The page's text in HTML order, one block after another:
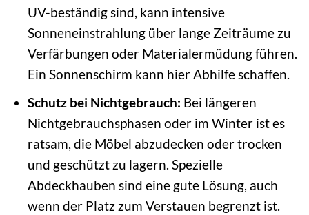
UV-beständig sind, kann intensive
Sonneneinstrahlung über lange Zeiträume zu
Verfärbungen oder Materialermüdung führen.
Ein Sonnenschirm kann hier Abhilfe schaffen.
Schutz bei Nichtgebrauch: Bei längeren
Nichtgebrauchsphasen oder im Winter ist es
ratsam, die Möbel abzudecken oder trocken
und geschützt zu lagern. Spezielle
Abdeckhauben sind eine gute Lösung, auch
wenn der Platz zum Verstauen begrenzt ist.